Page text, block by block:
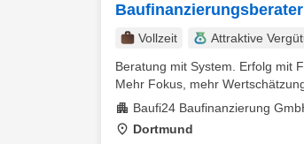
Vollzeit Attraktive
Beratung mit System. Erfolg mit
Mehr Fokus, mehr
Baufi24 Baufinanzierung
Dortmund